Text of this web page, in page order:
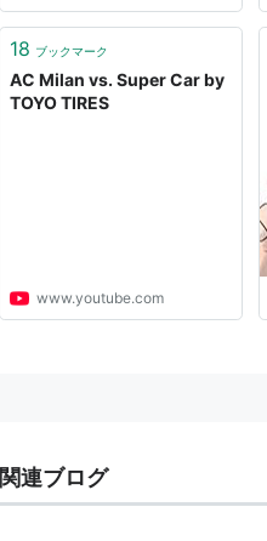
18 ブックマーク
AC Milan vs. Super Car by
TOYO TIRES
www.youtube.com
関連ブログ